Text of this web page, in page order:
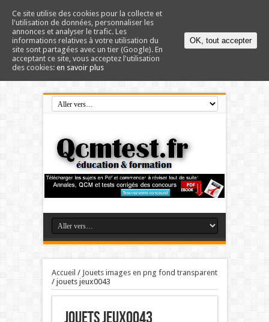
Accueil / Jouets images en png fond transparent
/ jouets jeux0043
Ce site utilise des cookies pour la collecte et
l'utilisation de données, personnaliser les
annonces et analyser le trafic. Les
informations relatives à votre utilisation du
site sont partagées avec un tier (Google). En
acceptant ce site, vous acceptez l'utilisation
des cookies: en savoir plus
OK, tout accepter